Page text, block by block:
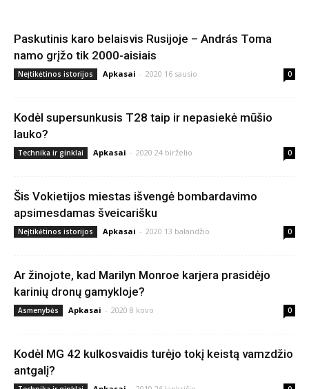
Paskutinis karo belaisvis Rusijoje – András Toma
namo grįžo tik 2000-aisiais
Neįtikėtinos istorijos Apkasai - 2020 16 sausio 0
Kodėl supersunkusis T28 taip ir nepasiekė mūšio
lauko?
Technika ir ginklai Apkasai - 2020 24 birželio 0
Šis Vokietijos miestas išvengė bombardavimo
apsimesdamas šveicarišku
Neįtikėtinos istorijos Apkasai - 2020 13 balandžio 0
Ar žinojote, kad Marilyn Monroe karjera prasidėjo
karinių dronų gamykloje?
Asmenybės Apkasai - 2020 8 kovo 0
Kodėl MG 42 kulkosvaidis turėjo tokį keistą vamzdžio
antgalį?